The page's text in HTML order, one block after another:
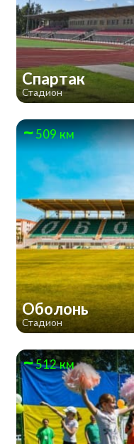
Спартак
Стадион
509 км
Оболонь
Стадион
512 км